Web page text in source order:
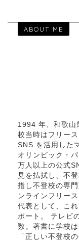
ABOUT ME
1994 年、和歌山
校当時はフリー
SNS を活用した
オリンピック・
万人以上の公式
見を払拭し、不
指し不登校の専
ンラインフリー
代表として、こ
ポート。 テレビ
数。著書に学校
「正しい不登校